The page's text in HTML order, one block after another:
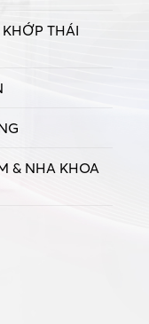
KHỚP THÁI
& NHA KHOA